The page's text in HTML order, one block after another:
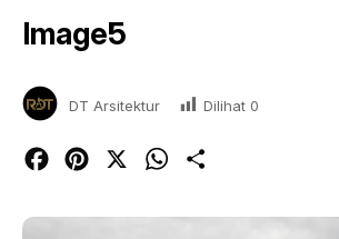
Image5
DT Arsitektur Dilihat 0
FacebookPinterest WhatsApp